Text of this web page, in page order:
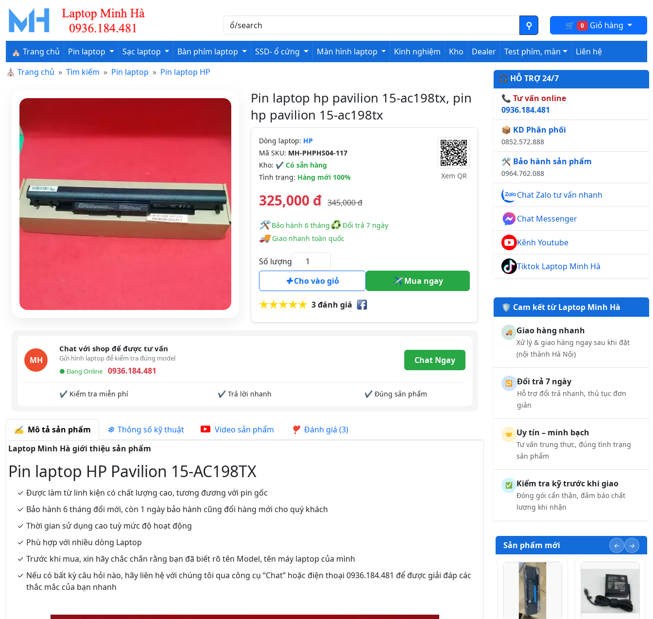
🛒 0 Giỏ hàng
⛪ Trang chủ Pin laptop Sạc laptop Bàn phím laptop SSD- ổ cứng Màn hình laptop Kinh nghiệm Kho Dealer Test phím, màn
Liên hệ
⛪ Trang chủ Tìm kiếm Pin laptop Pin laptop HP
Pin laptop hp pavilion 15-ac198tx, pin
hp pavilion 15-ac198tx
Dòng laptop: HP
Mã SKU: MH-PHPHS04-117
Kho: ✔ Có sẵn hàng
Tình trạng: Hàng mới 100% Xem QR
325,000 đ 345,000 đ
🛠️️ Bảo hành 6 tháng♻Đổi trả 7 ngày
🚚Giao nhanh toàn quốc
Số lượng
Cho vào giỏ
Mua ngay
3 đánh giá
MH
Chat với shop để được tư vấn
Gửi hình laptop để kiểm tra đúng model
● Đang Online
0936.184.481
Chat Ngay
✔ Kiểm tra miễn phí ✔ Trả lời nhanh ✔ Đúng sản phẩm
Mô tả sản phẩm Thông số kỹ thuật Video sản phẩm
Đánh giá (3)
Laptop Minh Hà giới thiệu sản phẩm
Pin laptop HP Pavilion 15-AC198TX
Được làm từ linh kiện có chất lượng cao, tương đương với pin gốc
Bảo hành 6 tháng đổi mới, còn 1 ngày bảo hành cũng đổi hàng mới cho quý khách
Thời gian sử dụng cao tuỳ mức độ hoạt động
Phù hợp với nhiều dòng Laptop
Trước khi mua, xin hãy chắc chắn rằng bạn đã biết rõ tên Model, tên máy laptop của mình
Nếu có bất kỳ câu hỏi nào, hãy liên hệ với chúng tôi qua công cụ “Chat” hoặc điện thoại 0936.184.481 để được giải đáp các
thắc mắc của bạn nhanh
🎧 HỖ TRỢ 24/7
📞 Tư vấn online
0936.184.481
📦 KD Phân phối
0852.572.888
🛠️ Bảo hành sản phẩm
0964.762.088
Chat Zalo tư vấn nhanh
Chat Messenger
Kênh Youtube
Tiktok Laptop Minh Hà
🛡️ Cam kết từ Laptop Minh Hà
🚚 Giao hàng nhanh
Xử lý & giao hàng ngay sau khi đặt
(nội thành Hà Nội)
🔁 Đổi trả 7 ngày
Hỗ trợ đổi trả nhanh, thủ tục đơn
giản
🤝 Uy tín – minh bạch
Tư vấn trung thực, đúng tình trạng
sản phẩm
✅ Kiểm tra kỹ trước khi giao
Đóng gói cẩn thận, đảm bảo chất
lượng khi nhận
Sản phẩm mới